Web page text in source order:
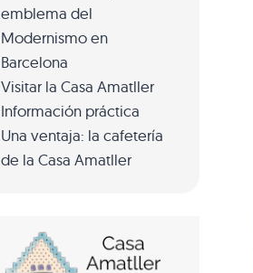
emblema del
Modernismo en
Barcelona
Visitar la Casa Amatller
Información práctica
Una ventaja: la cafetería
de la Casa Amatller